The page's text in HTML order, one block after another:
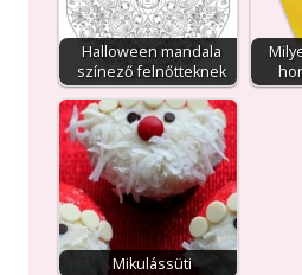
Halloween mandala
színező felnőtteknek
Mikulássüti